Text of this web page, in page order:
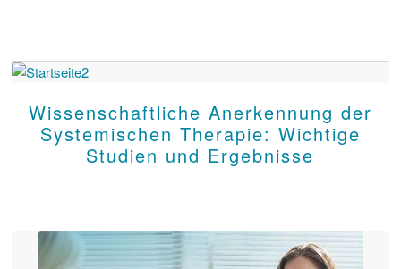
Wissenschaftliche Anerkennung der
Systemischen Therapie: Wichtige
Studien und Ergebnisse